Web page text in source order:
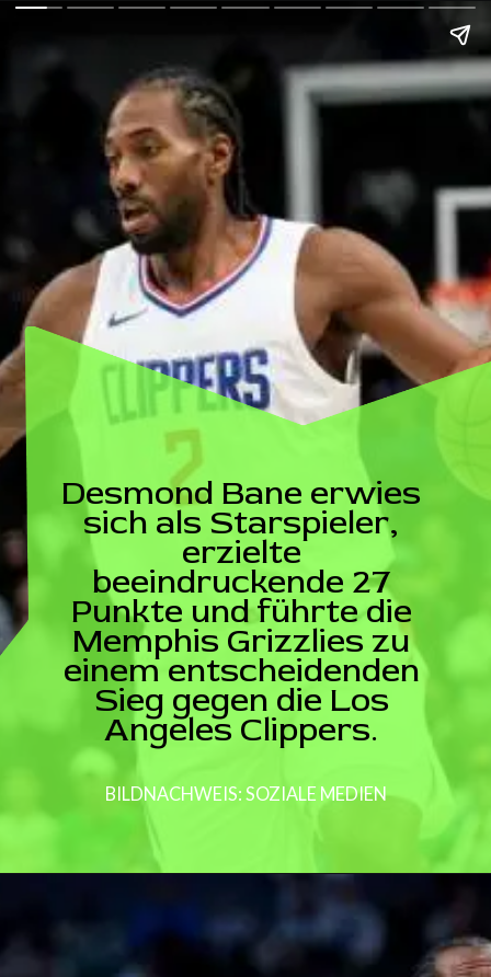
Desmond Bane erwies
sich als Starspieler,
erzielte
beeindruckende 27
Punkte und führte die
Memphis Grizzlies zu
einem entscheidenden
Sieg gegen die Los
Angeles Clippers.
BILDNACHWEIS: SOZIALE MEDIEN